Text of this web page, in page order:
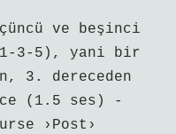
ve beşinci
3-5), yani bir
3. dereceden
(1.5 ses) -
›Post›